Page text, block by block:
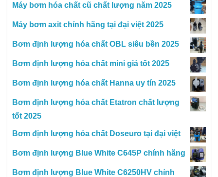
Máy bơm hóa chất cũ chất lượng năm 2025
Máy bơm axit chính hãng tại đại việt 2025
Bơm định lượng hóa chất OBL siêu bền 2025
Bơm định lượng hóa chất mini giá tốt 2025
Bơm định lượng hóa chất Hanna uy tín 2025
Bơm định lượng hóa chất Etatron chất lượng
tốt 2025
Bơm định lượng hóa chất Doseuro tại đại việt
Bơm định lượng Blue White C645P chính hãng
Bơm định lượng Blue White C6250HV chính